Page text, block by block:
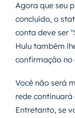
Agora que seu
concluído, o
conta deve ser
Hulu também
confirmação no
Você não será
rede
Entretanto, se